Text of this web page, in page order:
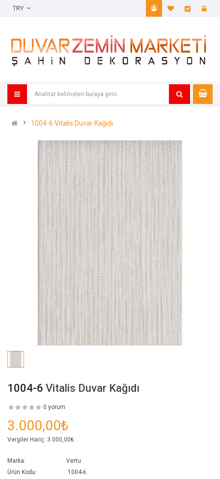
A. Listem
1004-6 Vitalis Duvar Kağıdı
1004-6 Vitalis Duvar Kağıdı
0 yorum
3.000,00₺
Vergiler Hariç: 3.000,00₺
Marka:
Vertu
Ürün Kodu:
1004-6